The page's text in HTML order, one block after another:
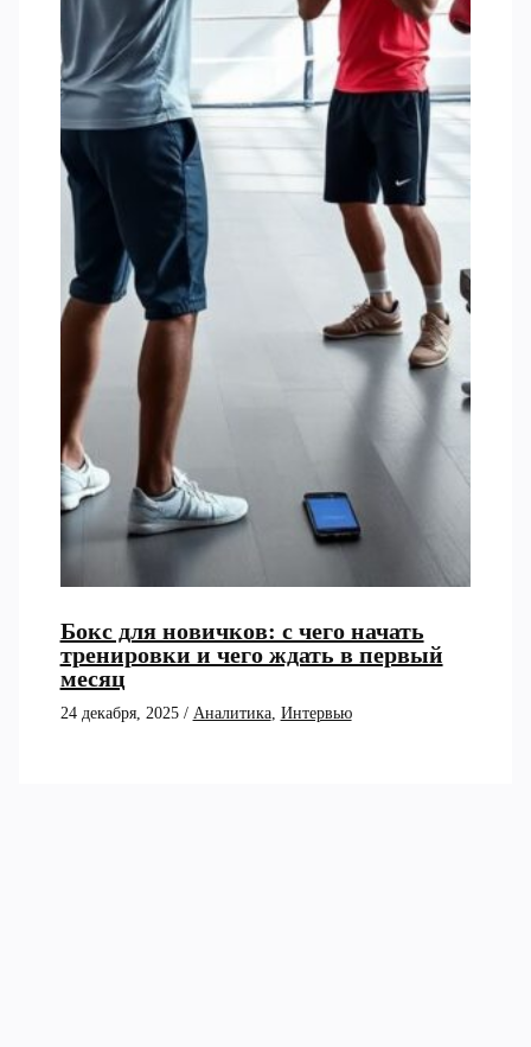
Бокс для новичков: с чего начать
тренировки и чего ждать в первый
месяц
24 декабря, 2025 / Аналитика, Интервью